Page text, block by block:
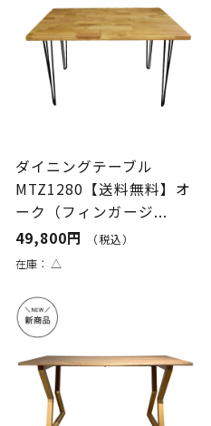
ダイニングテーブル
MTZ1280【送料無料】オ
ーク（フィンガージ...
49,800円
（税込）
在庫： △